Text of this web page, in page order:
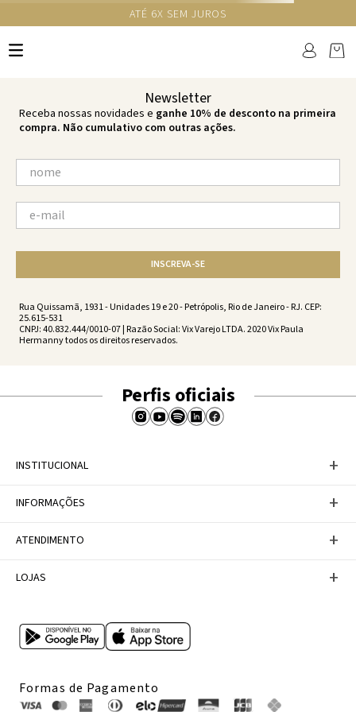
GANHE 10% NA PRIMEIRA COMPRA COM O CUPOM NEWS10
não encontramos resultados para:
'calcinha-amber-br-levi-levi-
sc231064-2118'
O que você está procurando?